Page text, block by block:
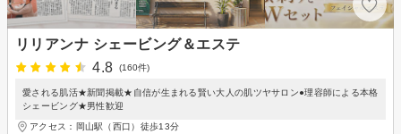
リリアンナ シェービング＆エステ
4.8
(160件)
愛される肌活★新聞掲載★自信が生まれる賢い大人の肌ツヤサロン●理容師による本格
シェービング★男性歓迎
アクセス：岡山駅（西口）徒歩13分